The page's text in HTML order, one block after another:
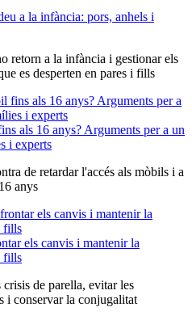
a la infància: pors, anhels i
retorn a la infància i gestionar els
es desperten en pares i fills
als 16 anys? Arguments per a un
i experts
de retardar l'accés als mòbils i a
anys
els canvis i mantenir la
fills
crisis de parella, evitar les
i conservar la conjugalitat